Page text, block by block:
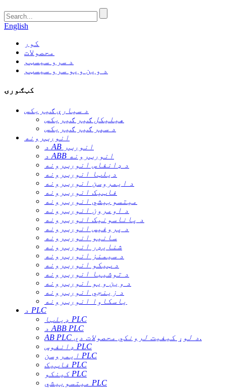
English
کور
محصولات
د سرو سیسټم
د وین ویو سرو سیسټم
کټګورۍ
د سیارې ګیربکس
هیلیکل ګیر ګیربکس
د سپر ګیر ګیربکس
انورټرونه
د AB انورټر
د ABB انورټرونه
د ډانفاس انورټرونه
دیلټا انورټرونه
د ایمروسن انورټرونه
فاټیک انورټرونه
میتسوبیشي انورټرونه
د اومرون انورټرونه
د پاناسونیک انورټرونه
د پروفیس انورټرونه
سانیو انورټرونه
شنایډر انورټرونه
د سیمنز انورټرونه
د ټیکو انورټرونه
د توشیبا انورټرونه
د وین ویو انورټرونه
د زینجي انورټرونه
یاسکاوا انورټرونه
د PLC
ډیلټا PLC
د ABB PLC
AB PLC د لوړ کیفیت لرونکي محصولات دي.
ډانفوس PLC
ایمروسن PLC
فاټیک PLC
کینکو PLC
میتسوبیشي PLC